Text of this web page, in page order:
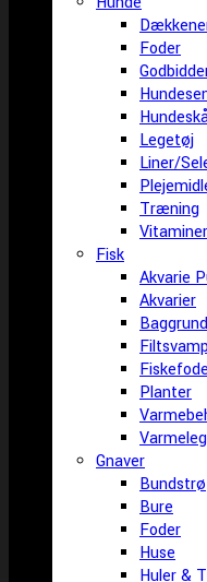
Foder
Legetøj
Liner/
Træning
Fisk
Akvarie
Akvarier
Planter
Gnaver
Bundstrø
Bure
Foder
Huse
Huler &